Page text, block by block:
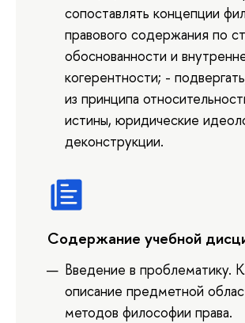
сопоставлять концепции
правового содержания по
обоснованности и
когерентности; -
из принципа
истины, юридические
деконструкции.
Содержание учебной
Введение в проблематику.
описание предметной
методов философии права.